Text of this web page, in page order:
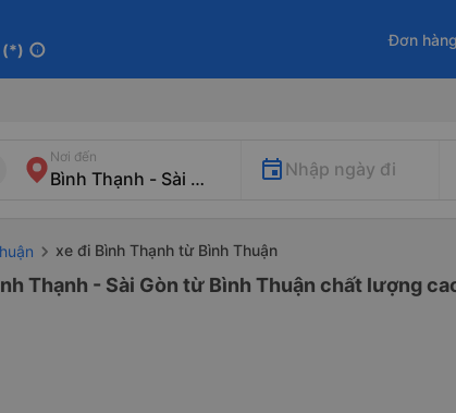
(*) info
Đơn
Nơi đến
Nhập ngày đi
xe đi Bình Thạnh từ Bình Thuận
Thạnh - Sài Gòn từ Bình Thuận chất lượng